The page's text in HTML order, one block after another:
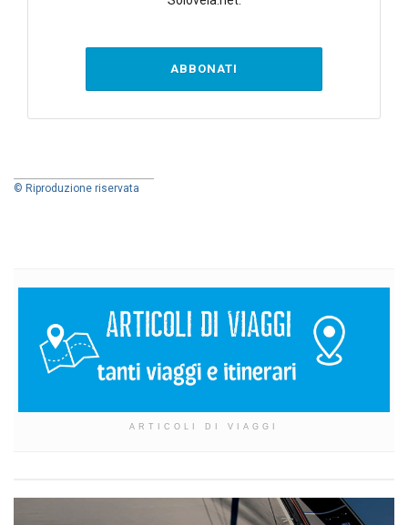
ABBONATI
© Riproduzione riservata
ARTICOLI DI VIAGGI